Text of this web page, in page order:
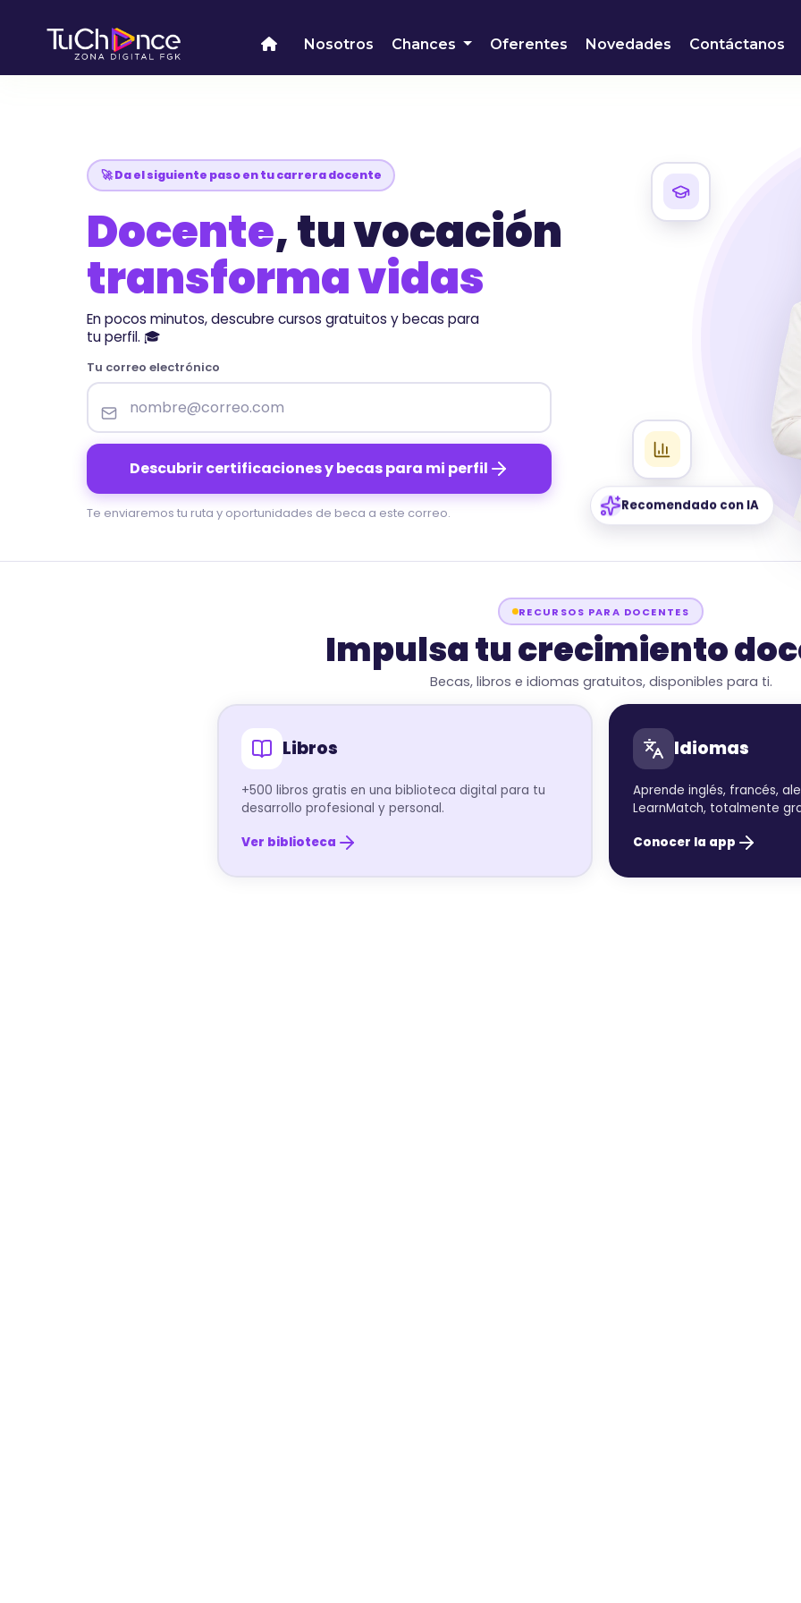
Nosotros Chances Oferentes Novedades Contáctanos
🚀 Da el siguiente paso en tu carrera docente
Docente, tu vocación
transforma vidas
En pocos minutos, descubre cursos gratuitos y becas para
tu perfil. 🎓
Tu correo electrónico
Descubrir certificaciones y becas para mi perfil
Te enviaremos tu ruta y oportunidades de beca a este correo.
Recomendado con IA
RECURSOS PARA DOCENTES
Impulsa tu crecimiento
Becas, libros e idiomas gratuitos, disponibles para ti.
Libros
+500 libros gratis en una biblioteca digital para tu
desarrollo profesional y personal.
Ver biblioteca
Idiomas
Aprende inglés, francés,
LearnMatch, totalmente
Conocer la app